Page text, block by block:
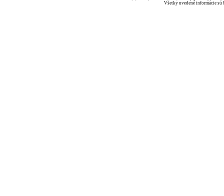
Všetky uvedené informácie sú